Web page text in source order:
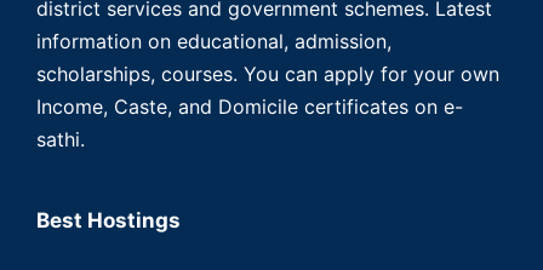
district services and government schemes. Latest
information on educational, admission,
scholarships, courses. You can apply for your own
Income, Caste, and Domicile certificates on e-
sathi.
Best Hostings